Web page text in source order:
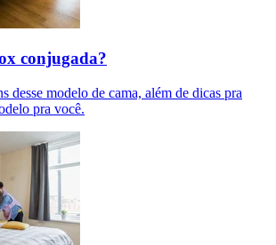
conjugada?
desse modelo de cama, além de dicas pra
pra você.